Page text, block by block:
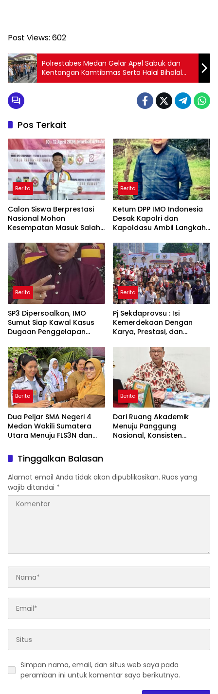
Post Views: 602
Polrestabes Medan Gelar Apel Sabuk dan
Kentongan Kamtibmas Serta Halal Bihalal
Idul Fitri 1447 H
Pos Terkait
Berita
Calon Siswa Berprestasi
Nasional Mohon
Kesempatan Masuk Salah
Berita
Ketum DPP IMO Indonesia
Desak Kapolri dan
Kapoldasu Ambil Langkah
Berita
SP3 Dipersoalkan, IMO
Sumut Siap Kawal Kasus
Dugaan Penggelapan
Dinyatakan Sah, Mengapa
Perkara Dihentikan?”
Berita
Pj Sekdaprovsu : Isi
Kemerdekaan Dengan
Karya, Prestasi, dan
Berita
Dua Peljar SMA Negeri 4
Medan Wakili Sumatera
Utara Menuju FLS3N dan
Berita
Dari Ruang Akademik
Menuju Panggung
Nasional, Konsisten
Tinggalkan Balasan
Alamat email Anda tidak akan dipublikasikan. Ruas yang
wajib ditandai *
Simpan nama, email, dan situs web saya pada
peramban ini untuk komentar saya berikutnya.